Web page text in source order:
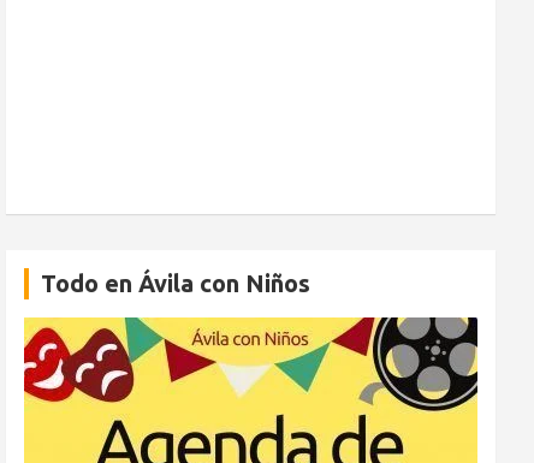
Todo en Ávila con Niños